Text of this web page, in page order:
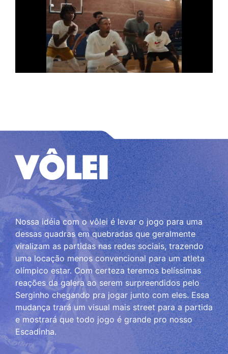
VÔLEI
Nossa idéia com o vôlei é levar o jogo para uma
dessas quadras em quebradas que geralmente
viralizam as partidas nas redes sociais, trazendo
uma locação menos convencional para um atleta
olímpico estar. Com certeza teremos belíssimas
reações da galera ao serem surpreendidos pelo
Serginho chegando pra jogar junto com eles. Essa
mudança trará um visual mais street para a partida
e mostrará que todo jogo é grande pro nosso
Escadinha.